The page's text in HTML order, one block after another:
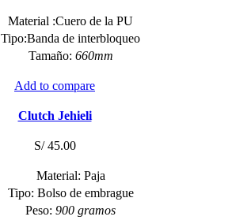
Material :Cuero de la PU
Tipo:Banda de interbloqueo
Tamaño: 660mm
Add to compare
Clutch Jehieli
S/45.00
Material: Paja
Tipo: Bolso de embrague
Peso: 900 gramos